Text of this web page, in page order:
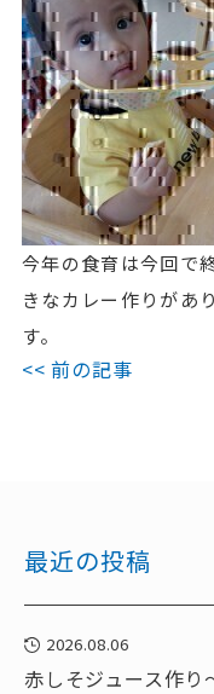
今年の食育は今回で
きなカレー作りがあ
す。
<< 前の記事
最近の投稿
2026.08.06
赤しそジュース作り